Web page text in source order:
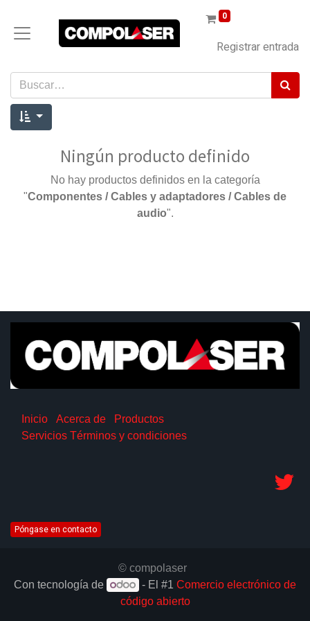
0
Registrar entrada
Ningún producto definido
No hay productos definidos en la categoría
"Componentes / Cables y adaptadores / Cables de
audio".
Inicio Acerca de
Productos
Servicios Términos y condiciones
Póngase en contacto
© compolaser
Con tecnología de
- El #1 Comercio electrónico de
código abierto